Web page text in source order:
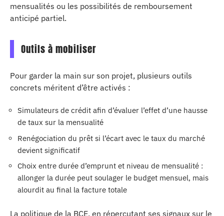
mensualités ou les possibilités de remboursement
anticipé partiel.
Outils à mobiliser
Pour garder la main sur son projet, plusieurs outils
concrets méritent d’être activés :
Simulateurs de crédit afin d’évaluer l’effet d’une hausse
de taux sur la mensualité
Renégociation du prêt si l’écart avec le taux du marché
devient significatif
Choix entre durée d’emprunt et niveau de mensualité :
allonger la durée peut soulager le budget mensuel, mais
alourdit au final la facture totale
La politique de la BCE, en répercutant ses signaux sur le